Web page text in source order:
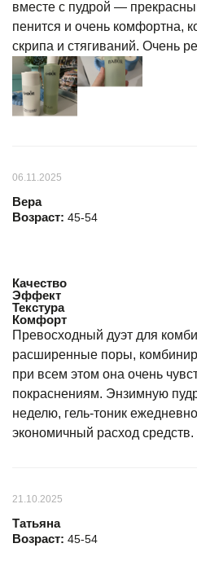
вместе с пудрой —
пенится и очень комфортна,
скрипа и стягиваний. Очень
06.11.2025
Вера
Возраст: 45-54
Качество
Эффект
Текстура
Комфорт
Превосходный дуэт для
расширенные поры,
при всем этом она очень
покраснениям. Энзимную
неделю, гель-тоник
экономичный расход средств.
21.10.2025
Татьяна
Возраст: 45-54